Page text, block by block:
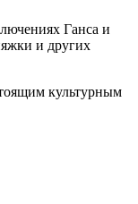
Ганса и
и других
культурным